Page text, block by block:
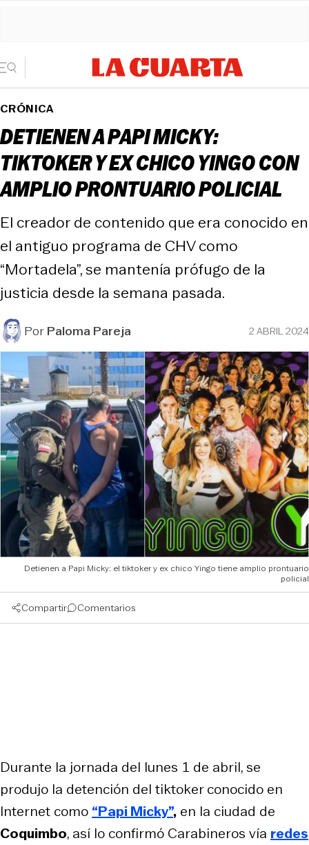
CRÓNICA
DETIENEN A PAPI MICKY:
TIKTOKER Y EX CHICO YINGO CON
AMPLIO PRONTUARIO POLICIAL
El creador de contenido que era conocido en
el antiguo programa de CHV como
“Mortadela”, se mantenía prófugo de la
justicia desde la semana pasada.
PorPaloma Pareja 2 ABRIL 2024
Detienen a Papi Micky: el tiktoker y ex chico Yingo tiene amplio prontuario
policial
Compartir Comentarios
Durante la jornada del lunes 1 de abril, se
produjo la detención del tiktoker conocido en
Internet como “Papi Micky”, en la ciudad de
Coquimbo, así lo confirmó Carabineros vía redes